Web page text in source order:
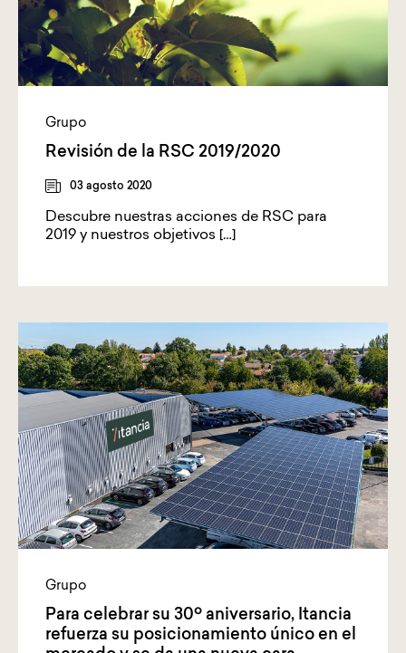
Grupo
Revisión de la RSC 2019/2020
03 agosto 2020
Descubre nuestras acciones de RSC para
2019 y nuestros objetivos […]
Grupo
Para celebrar su 30º aniversario, Itancia
refuerza su posicionamiento único en el